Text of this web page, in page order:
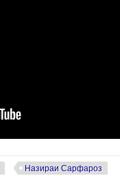
Назираи Сарфароз